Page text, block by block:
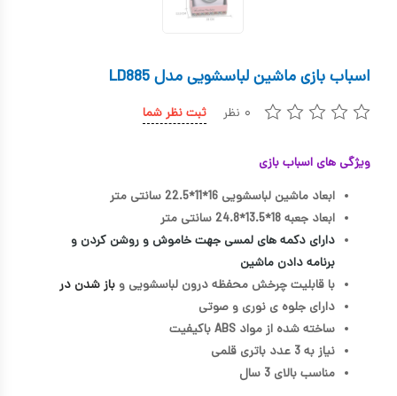
اسباب بازی ماشین لباسشویی مدل LD885
۰ نظر ثبت نظر شما
ویژگی های اسباب بازی
ابعاد ماشین لباسشویی 16*11*22.5 سانتی متر
ابعاد جعبه 18*13.5*24.8 سانتی متر
دارای دکمه های لمسی جهت خاموش و روشن کردن و
برنامه دادن ماشین
با قابلیت چرخش محفظه درون لباسشویی و باز شدن در
دارای جلوه ی نوری و صوتی
ساخته شده از مواد ABS باکیفیت
نیاز به 3 عدد باتری قلمی
مناسب بالای 3 سال